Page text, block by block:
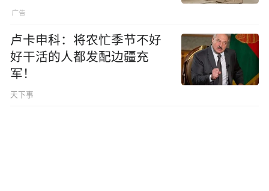
卢卡申科：将农忙季节不好
好干活的人都发配边疆充
军！
天下事